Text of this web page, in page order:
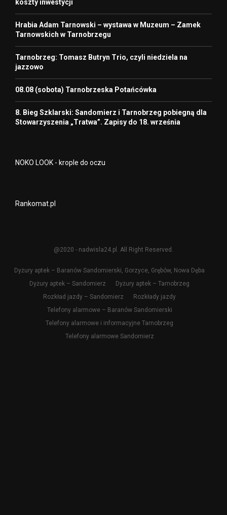
koszty inwestycji
Hrabia Adam Tarnowski – wystawa w Muzeum – Zamek
Tarnowskich w Tarnobrzegu
Tarnobrzeg: Tomasz Butryn Trio, czyli niedziela na
jazzowo
08.08 (sobota) Tarnobrzeska Potańcówka
8. Bieg Szklarski: Sandomierz i Tarnobrzeg pobiegną dla
Stowarzyszenia „Tratwa”. Zapisy do 18. września
NOKO LOOK - krople do oczu
Rankomat.pl
@2020 - nadwisla24.pl. All Right Reserved.
Dyżury aptek – Baranów Sandomierski, Gorzyce, Grębów, Nowa Dęba
Dyżury aptek – Sandomierz
Dyżury aptek – Tarnobrzeg
Rozkład jazdy – Sandomierz
Rozkłady jazdy
Telefony alarmowe – Baranów Sandomierski
Telefony alarmowe i informacyjne Tarnobrzeg
Telefony alarmowe Sandomierz